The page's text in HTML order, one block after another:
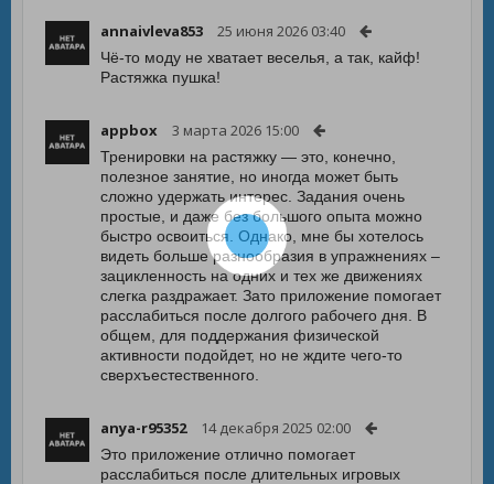
annaivleva853 25 июня 2026 03:40
Чё-то моду не хватает веселья, а так, кайф!
Растяжка пушка!
appbox 3 марта 2026 15:00
Тренировки на растяжку — это, конечно,
полезное занятие, но иногда может быть
сложно удержать интерес. Задания очень
простые, и даже без большого опыта можно
быстро освоиться. Однако, мне бы хотелось
видеть больше разнообразия в упражнениях –
зацикленность на одних и тех же движениях
слегка раздражает. Зато приложение помогает
расслабиться после долгого рабочего дня. В
общем, для поддержания физической
активности подойдет, но не ждите чего-то
сверхъестественного.
anya-r95352 14 декабря 2025 02:00
Это приложение отлично помогает
расслабиться после длительных игровых